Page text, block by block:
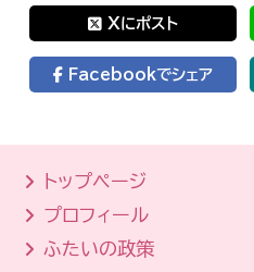
Xにポスト
Facebookでシェア
トップページ
プロフィール
ふたいの政策